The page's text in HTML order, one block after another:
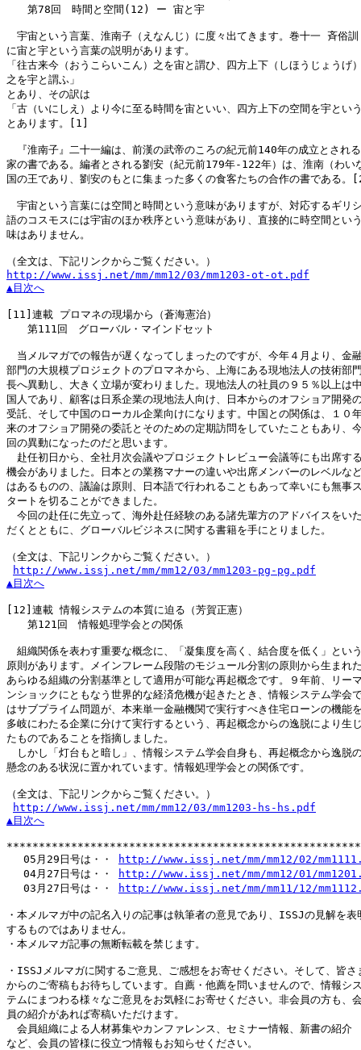
第78回　時間と空間(12) ー 宙と宇
宇宙という言葉、淮南子（えなんじ）に度々出てきます。巻十一 斉俗訓
に宙と宇という言葉の説明があります。
「往古来今（おうこらいこん）之を宙と謂ひ、四方上下（しほうじょうげ
之を宇と謂ふ」
とあり、その訳は
「古（いにしえ）より今に至る時間を宙といい、四方上下の空間を宇とい
とあります。[1]
『淮南子』二十一編は、前漢の武帝のころの紀元前140年の成立とされ
家の書である。編者とされる劉安（紀元前179年-122年）は、淮南（わい
国の王であり、劉安のもとに集まった多くの食客たちの合作の書である
宇宙という言葉には空間と時間という意味がありますが、対応するギリ
語のコスモスには宇宙のほか秩序という意味があり、直接的に時空間とい
味はありません。
http://www.issj.net/mm/mm12/03/mm1203-ot-ot.pdf
▲目次へ
[11] 連載 プロマネの現場から（蒼海憲治）
第111回　グローバル・マインドセット
当メルマガでの報告が遅くなってしまったのですが、今年４月より、金
部門の大規模プロジェクトのプロマネから、上海にある現地法人の技術部
長へ異動し、大きく立場が変わりました。現地法人の社員の９５％以上は
国人であり、顧客は日系企業の現地法人向け、日本からのオフショア開発
受託、そして中国のローカル企業向けになります。中国との関係は、１０
来のオフショア開発の委託とそのための定期訪問をしていたこともあり、
回の異動になったのだと思います。
赴任初日から、全社月次会議やプロジェクトレビュー会議等にも出席す
機会がありました。日本との業務マナーの違いや出席メンバーのレベルな
はあるものの、議論は原則、日本語で行われることもあって幸いにも無事
タートを切ることができました。
今回の赴任に先立って、海外赴任経験のある諸先輩方のアドバイスをい
だくとともに、グローバルビジネスに関する書籍を手にとりました。
（全文は、下記リンクからご覧ください。）
http://www.issj.net/mm/mm12/03/mm1203-pg-pg.pdf
▲目次へ
[12] 連載 情報システムの本質に迫る（芳賀正憲）
第121回　情報処理学会との関係
組織関係を表わす重要な概念に、「凝集度を高く、結合度を低く」とい
原則があります。メインフレーム段階のモジュール分割の原則から生まれ
あらゆる組織の分割基準として適用が可能な再起概念です。９年前、リー
ンショックにともなう世界的な経済危機が起きたとき、情報システム学会
はサブプライム問題が、本来単一金融機関で実行すべき住宅ローンの機能
多岐にわたる企業に分けて実行するという、再起概念からの逸脱により生
たものであることを指摘しました。
しかし「灯台もと暗し」、情報システム学会自身も、再起概念から逸脱
懸念のある状況に置かれています。情報処理学会との関係です。
（全文は、下記リンクからご覧ください。）
http://www.issj.net/mm/mm12/03/mm1203-hs-hs.pdf
▲目次へ
05月29日号は・・
http://www.issj.net/mm/mm12/02/
04月27日号は・・
http://www.issj.net/mm/mm12/01/
03月27日号は・・
http://www.issj.net/mm/mm11/12/
・本メルマガ中の記名入りの記事は執筆者の意見であり、ISSJの見解を表
するものではありません。
・本メルマガ記事の無断転載を禁じます。
・ISSJメルマガに関するご意見、ご感想をお寄せください。そして、皆さ
からのご寄稿もお待ちしています。自薦・他薦を問いませんので、情報シ
テムにまつわる様々なご意見をお気軽にお寄せください。非会員の方も、
員の紹介があれば寄稿いただけます。
会員組織による人材募集やカンファレンス、セミナー情報、新書の紹介
など、会員の皆様に役立つ情報もお知らせください。